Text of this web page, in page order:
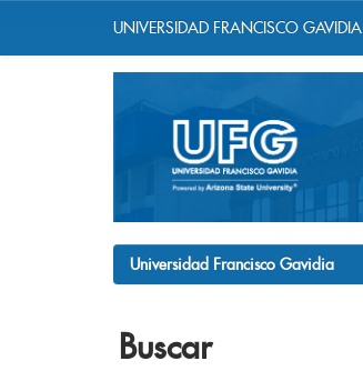
UNIVERSIDAD FRANCISCO GAVIDIA
Universidad Francisco Gavidia
Buscar